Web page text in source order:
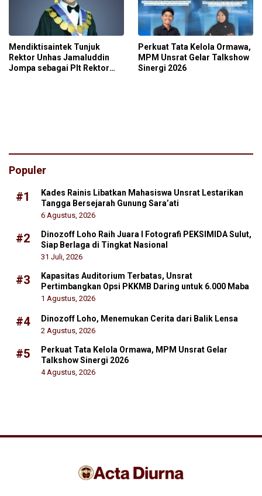
Mendiktisaintek Tunjuk
Rektor Unhas Jamaluddin
Jompa sebagai Plt Rektor
Perkuat Tata Kelola Ormawa,
MPM Unsrat Gelar Talkshow
Sinergi 2026
Populer
#1
Kades Rainis Libatkan Mahasiswa Unsrat Lestarikan
Tangga Bersejarah Gunung Sara’ati
6 Agustus, 2026
#2
Dinozoff Loho Raih Juara I Fotografi PEKSIMIDA Sulut,
Siap Berlaga di Tingkat Nasional
31 Juli, 2026
#3
Kapasitas Auditorium Terbatas, Unsrat
Pertimbangkan Opsi PKKMB Daring untuk 6.000 Maba
1 Agustus, 2026
#4 Dinozoff Loho, Menemukan Cerita dari Balik Lensa
2 Agustus, 2026
#5
Perkuat Tata Kelola Ormawa, MPM Unsrat Gelar
Talkshow Sinergi 2026
4 Agustus, 2026